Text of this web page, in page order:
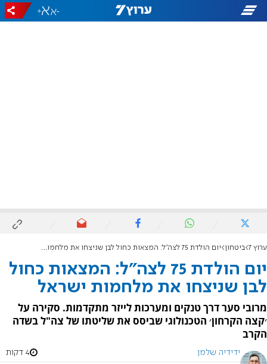
-
+
ערוץ 7 ביטחון יום הולדת 75 לצה"ל: המצאות כחול לבן שניצחו את מלחמות ישראל
יום הולדת 75 לצה"ל: המצאות כחול
לבן שניצחו את מלחמות ישראל
מרובי סער דרך טנקים ומערכות לייזר מתקדמות. סקירה על
׳קצה הקרחון׳ הטכנולוגי שביסס את שליטתו של צה"ל בשדה
הקרב
ידידיה שלמן 4 דקות